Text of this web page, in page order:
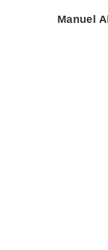
Manuel